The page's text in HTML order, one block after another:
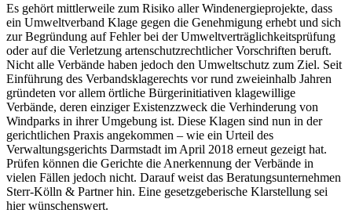
Es gehört mittlerweile zum Risiko aller Windenergieprojekte, dass
ein Umweltverband Klage gegen die Genehmigung erhebt und sich
zur Begründung auf Fehler bei der Umweltverträglichkeitsprüfung
oder auf die Verletzung artenschutzrechtlicher Vorschriften beruft.
Nicht alle Verbände haben jedoch den Umweltschutz zum Ziel. Seit
Einführung des Verbandsklagerechts vor rund zweieinhalb Jahren
gründeten vor allem örtliche Bürgerinitiativen klagewillige
Verbände, deren einziger Existenzzweck die Verhinderung von
Windparks in ihrer Umgebung ist. Diese Klagen sind nun in der
gerichtlichen Praxis angekommen – wie ein Urteil des
Verwaltungsgerichts Darmstadt im April 2018 erneut gezeigt hat.
Prüfen können die Gerichte die Anerkennung der Verbände in
vielen Fällen jedoch nicht. Darauf weist das Beratungsunternehmen
Sterr-Kölln & Partner hin. Eine gesetzgeberische Klarstellung sei
hier wünschenswert.